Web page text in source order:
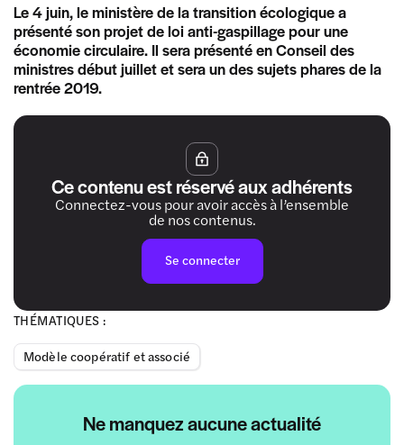
THÉMATIQUES :
Modèle coopératif et associé
Ne manquez aucune actualité
Le 4 juin, le ministère de la transition écologique a
présenté son projet de loi anti-gaspillage pour une
économie circulaire. Il sera présenté en Conseil des
ministres début juillet et sera un des sujets phares de la
rentrée 2019.
Ce contenu est réservé aux adhérents
Connectez-vous pour avoir accès à l’ensemble
de nos contenus.
Se connecter